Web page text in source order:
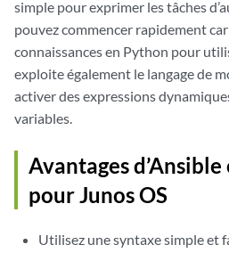
simple pour exprimer les tâches
pouvez commencer rapidement car
connaissances en Python pour
exploite également le langage de
activer des expressions
variables.
Avantages d’Ansible
pour Junos OS
Utilisez une syntaxe simple et